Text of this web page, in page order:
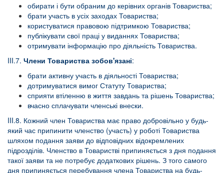
обирати і бути обраним до керівних органів Товариства;
брати участь в усіх заходах Товариства;
користуватися правовою підтримкою Товариства;
публікувати свої праці у виданнях Товариства;
отримувати інформацію про діяльність Товариства.
III.7. Члени Товариства зобов'язані:
брати активну участь в діяльності Товариства;
дотримуватися вимог Статуту Товариства;
сприяти втіленню в життя завдань та рішень Товариства;
вчасно сплачувати членські внески.
III.8. Кожний член Товариства має право добровільно у будь-
який час припинити членство (участь) у роботі Товариства
шляхом подання заяви до відповідних відокремлених
підрозділів. Членство в Товаристві припиняється з дня подання
такої заяви та не потребує додаткових рішень. З того самого
дня припиняється перебування члена Товариства на будь-